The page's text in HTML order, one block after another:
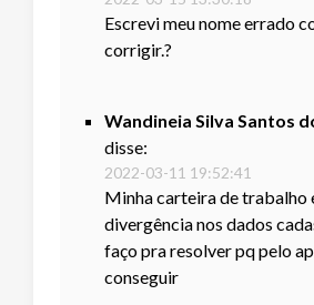
Escrevi meu nome errado
corrigir.?
Wandineia Silva Santos
disse:
2022-03-11 19:52:41
Minha carteira de trabalho
divergência nos dados
faço pra resolver pq pelo
conseguir